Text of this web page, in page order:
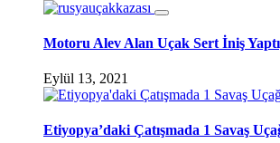
Motoru Alev Alan Uçak Sert İniş
Eylül 13, 2021
Etiyopya’daki Çatışmada 1 Savaş